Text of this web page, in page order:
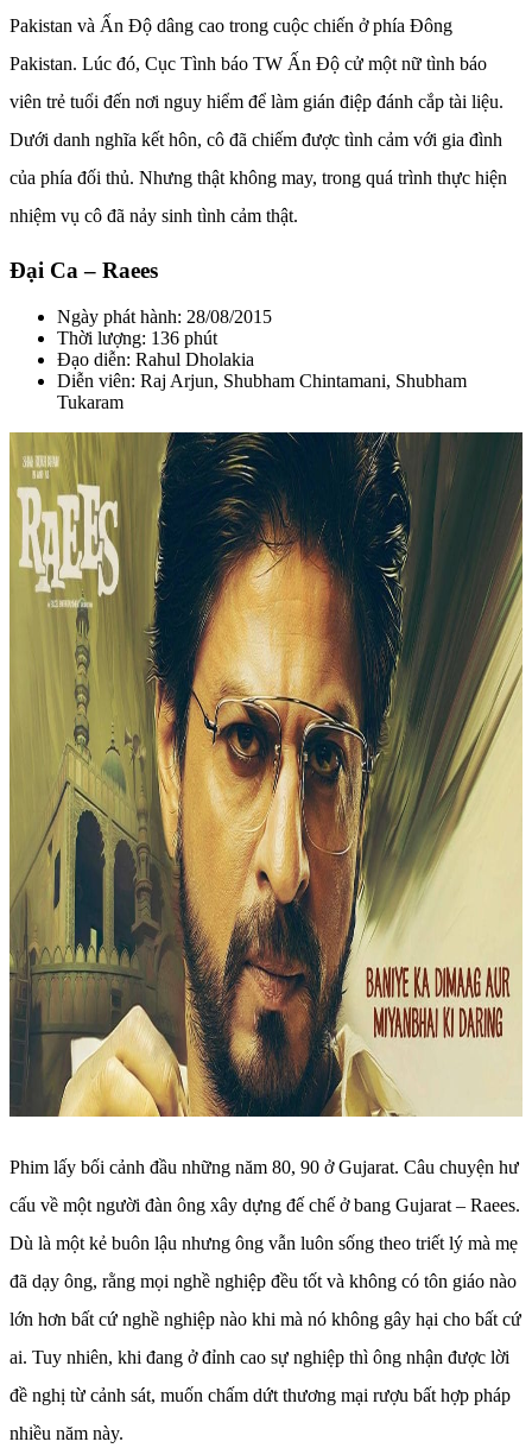
Pakistan và Ấn Độ dâng cao trong cuộc chiến ở phía Đông
Pakistan. Lúc đó, Cục Tình báo TW Ấn Độ cử một nữ tình báo
viên trẻ tuổi đến nơi nguy hiểm để làm gián điệp đánh cắp tài liệu.
Dưới danh nghĩa kết hôn, cô đã chiếm được tình cảm với gia đình
của phía đối thủ. Nhưng thật không may, trong quá trình thực hiện
nhiệm vụ cô đã nảy sinh tình cảm thật.
Đại Ca – Raees
Ngày phát hành: 28/08/2015
Thời lượng: 136 phút
Đạo diễn: Rahul Dholakia
Diễn viên: Raj Arjun, Shubham Chintamani, Shubham
Tukaram
Phim lấy bối cảnh đầu những năm 80, 90 ở Gujarat. Câu chuyện hư
cấu về một người đàn ông xây dựng đế chế ở bang Gujarat – Raees.
Dù là một kẻ buôn lậu nhưng ông vẫn luôn sống theo triết lý mà mẹ
đã dạy ông, rằng mọi nghề nghiệp đều tốt và không có tôn giáo nào
lớn hơn bất cứ nghề nghiệp nào khi mà nó không gây hại cho bất cứ
ai. Tuy nhiên, khi đang ở đỉnh cao sự nghiệp thì ông nhận được lời
đề nghị từ cảnh sát, muốn chấm dứt thương mại rượu bất hợp pháp
nhiều năm này.